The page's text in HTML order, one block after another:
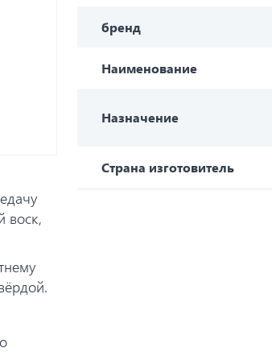
воск,
бренд
Наименование
Назначение
Страна изготовитель